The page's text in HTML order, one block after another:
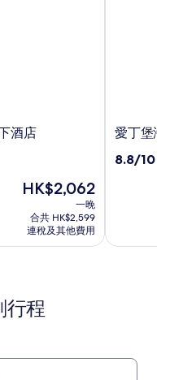
酒店
現
HK$2,062
HK$2,062
一晚
合共 HK$2,599
連稅及其他費用
愛
堡
點
愛丁堡
8.8
分)，
8.8/10
行程